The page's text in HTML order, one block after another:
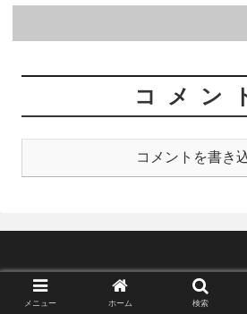
コメン
コメントを書き
© 2021 菅生、ブラック企業辞
メニュー ホーム 検索